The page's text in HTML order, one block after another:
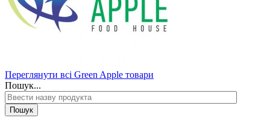
Переглянути всі Green Apple товари
Пошук...
Пошук